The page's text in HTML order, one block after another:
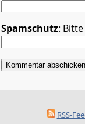
Spamschutz:
RSS-